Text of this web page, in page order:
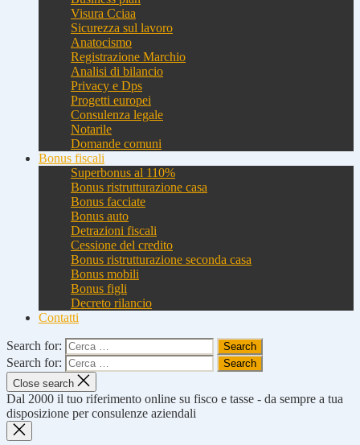
Visura Cciaa
Sicurezza sul lavoro
Anatocismo
Registrazione Marchio
Analisi di bilancio
Privacy e Dps
Progetti europei
Consulenza legale
Notarile
Domande comuni
Bonus fiscali
Superbonus al 110%
Bonus ristrutturazione casa
Bonus facciate
Bonus auto
Detrazioni fiscali
Cessione del credito
Bonus ristrutturazione seconda casa
Bonus mobili
Bonus figli
Decreto rilancio
Contatti
Search for:
Search for:
Close search
Dal 2000 il tuo riferimento online su fisco e tasse - da sempre a tua
disposizione per consulenze aziendali